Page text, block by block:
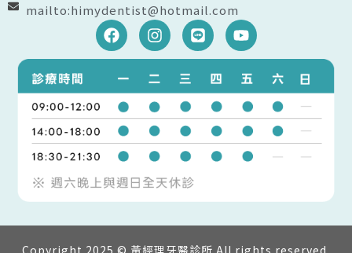
mailto:himydentist@hotmail.com
F
a
c
e
b
o
o
k
I
n
s
t
a
g
r
a
m
L
i
n
Y
o
u
t
u
b
e